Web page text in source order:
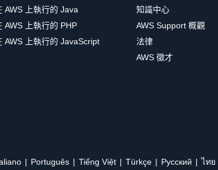
AWS 上執行的 Java
AWS 上執行的 PHP
AWS 上執行的 JavaScript
知識中心
AWS Support 概觀
法律
AWS 徵才
Português Tiếng Việt Türkçe Ρусский ไทย